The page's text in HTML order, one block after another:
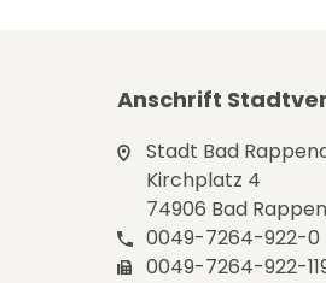
Anschrift
Stadt Bad
Kirchplatz 4
74906 Bad
0049-7264-922-0
0049-7264-922-